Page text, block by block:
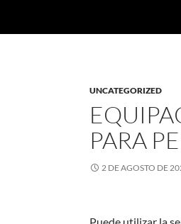
UNCATEGORIZED
PARA
2 DE AGOSTO DE